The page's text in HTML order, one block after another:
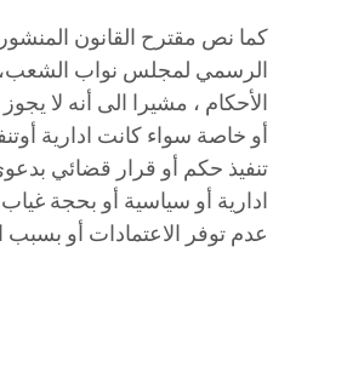
كما نص مقترح القانون
الرسمي لمجلس نواب الشعب،
الأحكام ، مشيرا الى أنه لا
أو خاصة سواء كانت ادارية
تنفيذ حكم أو قرار قضائي
ادارية أو سياسية أو بحجة
عدم توفر الاعتمادات أو بسبب